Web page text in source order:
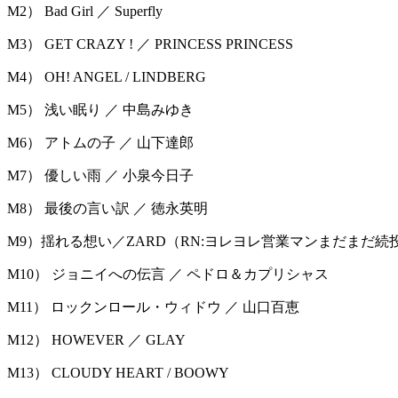
M2） Bad Girl ／ Superfly
M3） GET CRAZY ! ／ PRINCESS PRINCESS
M4） OH! ANGEL / LINDBERG
M5） 浅い眠り ／ 中島みゆき
M6） アトムの子 ／ 山下達郎
M7） 優しい雨 ／ 小泉今日子
M8） 最後の言い訳 ／ 徳永英明
M9）揺れる想い／ZARD（RN:ヨレヨレ営業マンまだまだ続
M10） ジョニイへの伝言 ／ ペドロ＆カプリシャス
M11） ロックンロール・ウィドウ ／ 山口百恵
M12） HOWEVER ／ GLAY
M13） CLOUDY HEART / BOOWY